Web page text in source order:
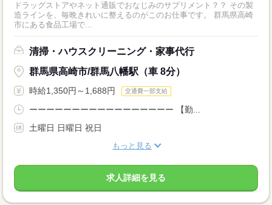
ドラッグストアやネット通販でおなじみのサプリメント？？ その製
造ラインを、毎晩きれいに整えるのがこのお仕事です。 群馬県高崎
市にある食品工場で...
清掃・ハウスクリーニング・家事代行
群馬県高崎市/群馬八幡駅（車 8分）
時給1,350円～1,688円 交通費一部支給
ーーーーーーーーーーーーーーーーー 【勤...
土曜日 日曜日 祝日
もっと見る
求人詳細を見る